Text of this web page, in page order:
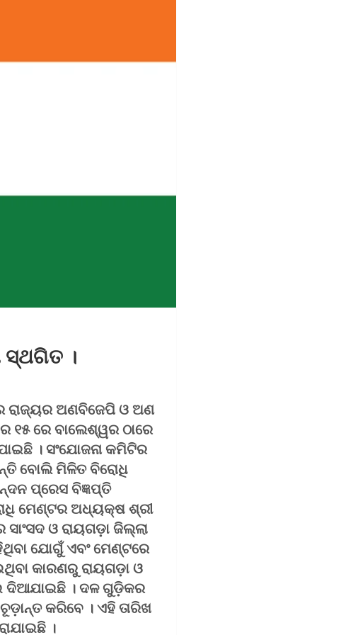
ସ୍ଥଗିତ ।
ରାଜ୍ୟର ଅଣବିଜେପି ଓ ଅଣ
୧୫ ରେ ବାଲେଶ୍ୱର ଠାରେ
। ସଂଯୋଜନା କମିଟିର
ବୋଲି ମିଳିତ ବିରୋଧି
ପ୍ରେସ ବିଜ୍ଞପ୍ତି
ମେଣ୍ଟର ଅଧ୍ୟକ୍ଷ ଶ୍ରୀ
ଓ ରାୟଗଡ଼ା ଜିଲ୍ଲା
ଯୋଗୁଁ ଏବଂ ମେଣ୍ଟରେ
କାରଣରୁ ରାୟଗଡ଼ା ଓ
ଦିଆଯାଇଛି । ଦଳ ଗୁଡ଼ିକର
କରିବେ । ଏହି ତାରିଖ
।